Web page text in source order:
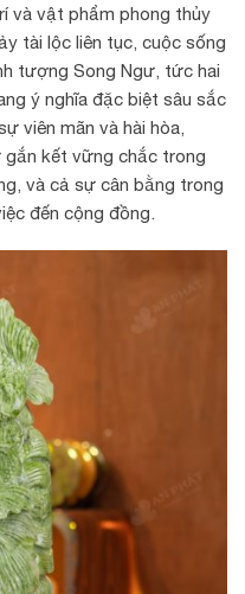
và vật phẩm phong thủy
tài lộc liên tục, cuộc sống
tượng Song Ngư, tức hai
ý nghĩa đặc biệt sâu sắc
viên mãn và hài hòa,
gắn kết vững chắc trong
và cả sự cân bằng trong
đến cộng đồng.